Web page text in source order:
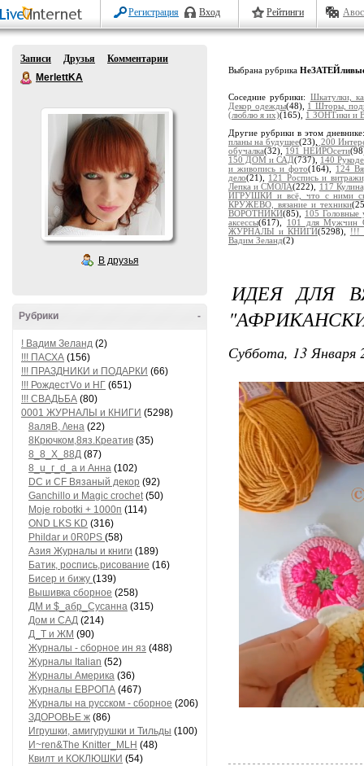
Регистрация Вход Рейтинги
Записи Друзья
Комментарии
MerlettKA
В друзья
-
Рубрики
! Вадим Зеланд (2)
!!! ПАСХА (156)
!!! ПРАЗДНИКИ и ПОДАРКИ (66)
!!! РождестVо и НГ (651)
!!! СВАДЬБА (80)
0001 ЖУРНАЛЫ и КНИГИ (5298)
8аляB, /\ена (22)
8Крючком,8яз.Креатив (35)
8_8_Х_88Д (87)
8_u_г_d_a и Анна (102)
DC и CF Вязаный декор (92)
Ganchillo и Magic crochet(50)
Moje robotki + 1000п (114)
OND LKS KD (316)
Phildar и 0R0PS (58)
Азия Журналы и книги (189)
Батик, роспись,рисование (16)
Бисер и бижу (139)
Вышивка сборное (258)
ДМ и $_абр_Сусанна (315)
Дом и САД (214)
Д_Т и ЖМ (90)
Журналы - сборное ин яз (488)
Журналы Italian (52)
Журналы Америка (36)
Журналы ЕВРОПА (467)
Журналы на русском - сборное (206)
ЗДОРОВЬЕ ж (86)
Игрушки, амигурушки и Тильды (100)
И~ren&The Knitter_MLH (48)
Квилт и КОКЛЮШКИ (54)
Выбрана рубрика
Соседние рубрики: Шкатулки,
Декор одежды(48), 1 Шторы,
(люблю я их)(165), 1 ЗОНТики и
Другие рубрики в этом
планы на будущее(23), 200
обучалка(32), 191 НЕЙРОсети
150 ДОМ и САД(737), 140
и живопись и фото(164), 124
дело(21), 121 Роспись и
Лепка и СМОЛА(222),
117
ИГРУШКИ и всё, что с ними
КРУЖЕВО, вязание и техники
ВОРОТНИКИ(85),
105 Головные
аксессы(617),
101 для Мужчин
ЖУРНАЛЫ и КНИГИ(5298),
!!!
Вадим Зеланд(2)
ИДЕЯ ДЛЯ
Суббота, 13 Января